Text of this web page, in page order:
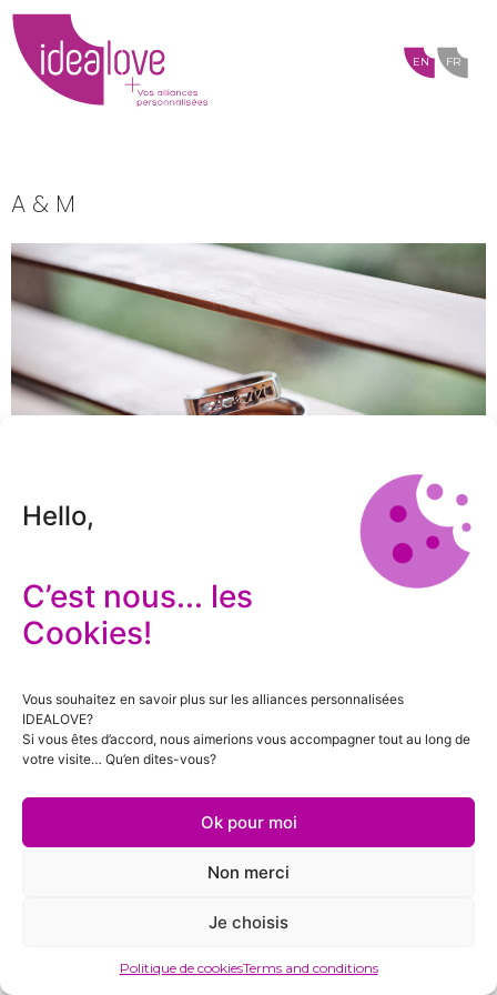
Hello,
C’est nous... les
Cookies!
Vous souhaitez en savoir plus sur les alliances personnalisées
IDEALOVE?
Si vous êtes d’accord, nous aimerions vous accompagner tout au long de
votre visite… Qu’en dites-vous?
Ok pour moi
Non merci
Je choisis
Politique de cookiesTerms and conditions
FR
EN
A & M